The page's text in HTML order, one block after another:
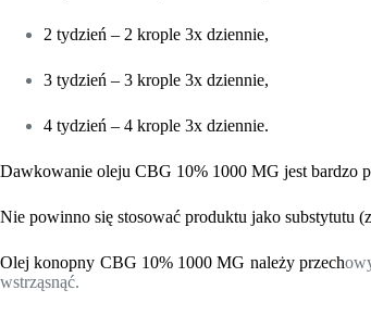
2 tydzień – 2 krople 3x dziennie,
3 tydzień – 3 krople 3x dziennie,
4 tydzień – 4 krople 3x dziennie.
Dawkowanie oleju CBG 10% 1000 MG jest bardzo
Nie powinno się stosować produktu jako substytutu
Olej konopny CBG 10% 1000 MG należy przech
wstrząsnąć.